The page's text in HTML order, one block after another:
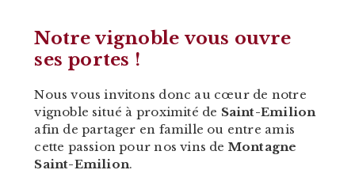
Notre vignoble vous ouvre
ses portes !
Nous vous invitons donc au cœur de notre
vignoble situé à proximité de Saint-Emilion
afin de partager en famille ou entre amis
cette passion pour nos vins de Montagne
Saint-Emilion.